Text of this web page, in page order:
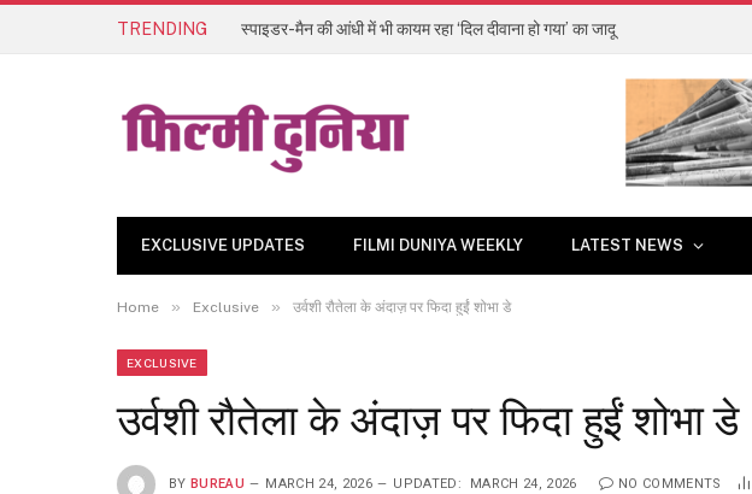
TRENDING स्पाइडर-मैन की आंधी में भी कायम रहा ‘दिल दीवाना हो गया’ का जादू
EXCLUSIVE UPDATES FILMI DUNIYA WEEKLY LATEST NEWS
Home » Exclusive » उर्वशी रौतेला के अंदाज़ पर फिदा हुईं शोभा डे
EXCLUSIVE
उर्वशी रौतेला के अंदाज़ पर फिदा हुईं शोभा डे
BY BUREAU MARCH 24, 2026 UPDATED: MARCH 24, 2026 NO COMMENTS